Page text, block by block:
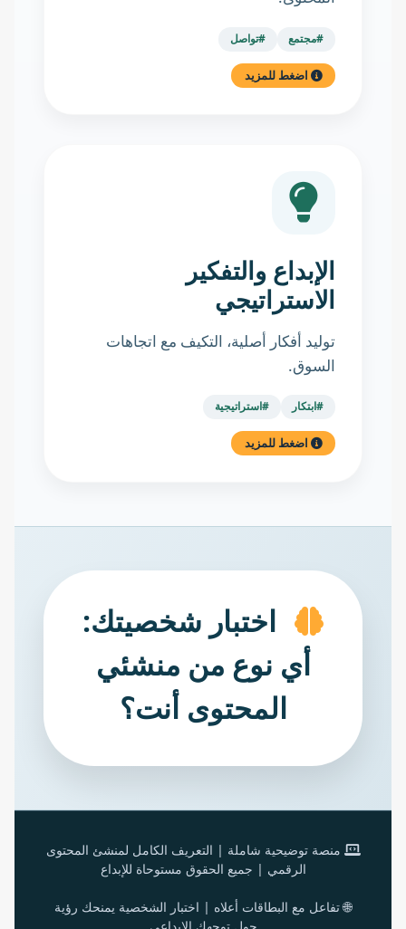
#مجتمع #تواصل
اضغط للمزيد
الإبداع والتفكير
الاستراتيجي
توليد أفكار أصلية، التكيف مع اتجاهات
السوق.
#ابتكار #استراتيجية
اضغط للمزيد
اختبار شخصيتك:
أي نوع من منشئي
المحتوى أنت؟
منصة توضيحية شاملة | التعريف الكامل لمنشئ المحتوى
الرقمي | جميع الحقوق مستوحاة للإبداع
🌐 تفاعل مع البطاقات أعلاه | اختبار الشخصية يمنحك رؤية